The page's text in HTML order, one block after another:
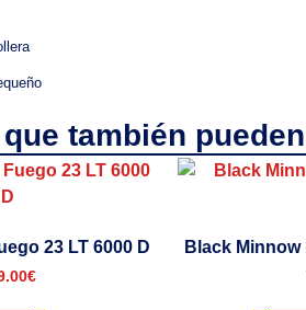
también
23 LT 6000 D
€
Black